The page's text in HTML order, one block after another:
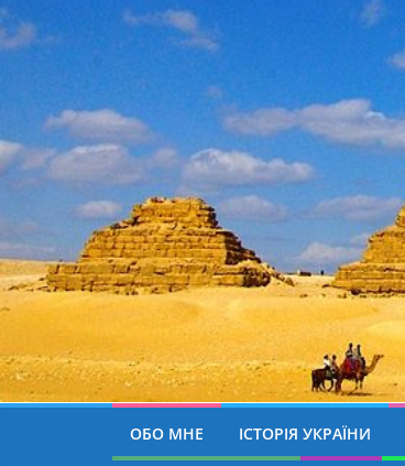
ОБО МНЕ ІСТОРІЯ УКРАЇНИ